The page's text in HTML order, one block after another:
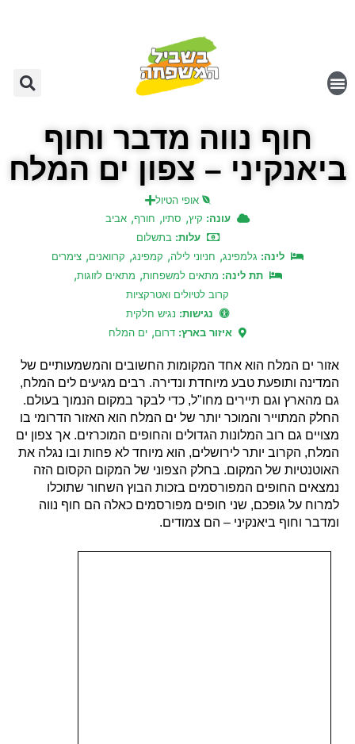
חוף נווה מדבר וחוף
ביאנקיני – צפון ים המלח
אופי הטיול
עונה: קיץ, סתיו, חורף, אביב
עלות:בתשלום
לינה: גלמפינג, חניוני לילה, קמפינג, קרוואנים, צימרים
תת לינה: מתאים למשפחות, מתאים לזוגות,
קרוב לטיולים ואטרקציות
נגישות: נגיש חלקית
איזור בארץ: דרום, ים המלח
אזור ים המלח הוא אחד המקומות החשובים והמשמעותיים של
המדינה ותופעת טבע מיוחדת ונדירה. רבים מגיעים לים המלח,
גם מהארץ וגם תיירים מחו"ל, כדי לבקר במקום הנמוך בעולם.
החלק המתוייר והמוכר יותר של ים המלח הוא האזור הדרומי בו
מצויים גם רוב המלונות הגדולים והחופים המוכרזים. אך צפון ים
המלח, הקרוב יותר לירושלים, הוא מיוחד לא פחות ובו נגלה את
האוטנטיות של המקום. בחלק הצפוני של המקום הקסום הזה
נמצאים החופים המפורסמים בזכות הבוץ השחור שתוכלו
למרוח על גופכם, שני חופים מפורסמים כאלה הם חוף נווה
ומדבר וחוף ביאנקיני – הם צמודים.